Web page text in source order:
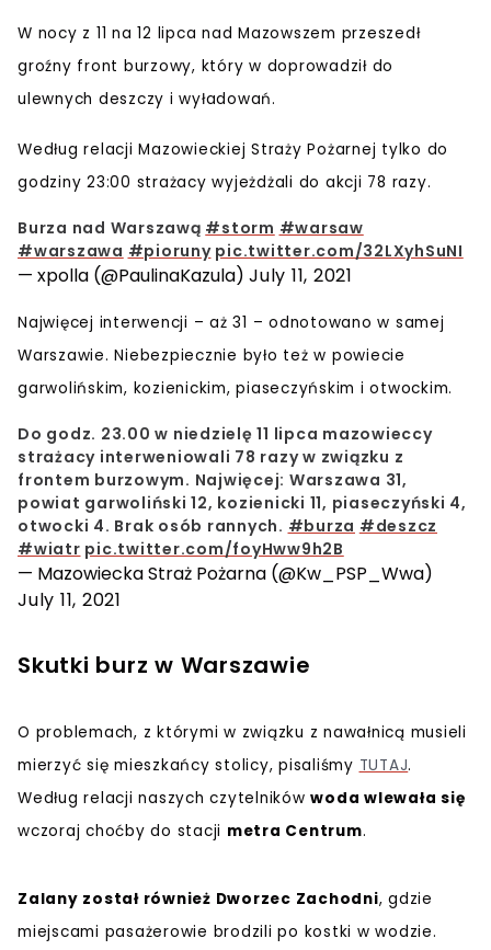
W nocy z 11 na 12 lipca nad Mazowszem przeszedł
groźny front burzowy, który w doprowadził do
ulewnych deszczy i wyładowań.
Według relacji Mazowieckiej Straży Pożarnej tylko do
godziny 23:00 strażacy wyjeżdżali do akcji 78 razy.
Burza nad Warszawą #storm #warsaw
#warszawa #pioruny pic.twitter.com/32LXyhSuNI
— xpolla (@PaulinaKazula) July 11, 2021
Najwięcej interwencji – aż31 – odnotowano w samej
Warszawie. Niebezpiecznie było też w powiecie
garwolińskim, kozienickim, piaseczyńskim i otwockim.
Do godz. 23.00 w niedzielę 11 lipca mazowieccy
strażacy interweniowali 78 razy w związku z
frontem burzowym. Najwięcej: Warszawa 31,
powiat garwoliński 12, kozienicki 11, piaseczyński 4,
otwocki 4. Brak osób rannych. #burza #deszcz
#wiatr pic.twitter.com/foyHww9h2B
— Mazowiecka Straż Pożarna (@Kw_PSP_Wwa)
July 11, 2021
Skutki burz w Warszawie
O problemach, z którymi w związku z nawałnicą musieli
mierzyć się mieszkańcy stolicy, pisaliśmy TUTAJ.
Według relacji naszych czytelnikówwoda wlewała się
wczoraj choćby do stacji metra Centrum.
Zalany został również Dworzec Zachodni, gdzie
miejscami pasażerowie brodzili po kostki w wodzie.